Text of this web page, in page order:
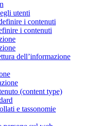
utenti
i contenuti
i contenuti
dell’informazione
(content type)
e tassonomie